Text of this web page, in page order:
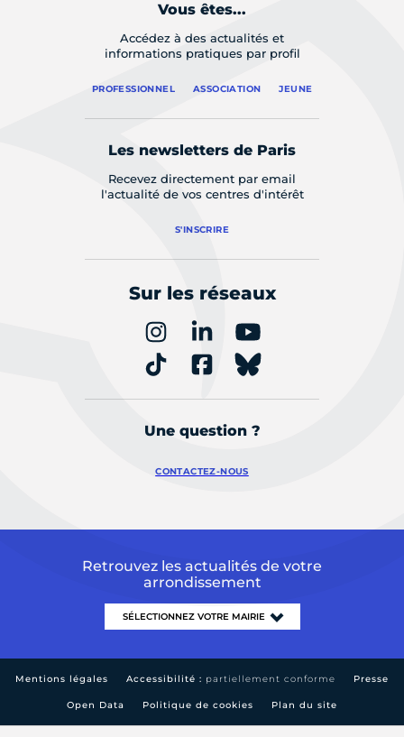
Vous êtes...
Accédez à des actualités et
informations pratiques par profil
PROFESSIONNEL ASSOCIATION JEUNE
Les newsletters de Paris
Recevez directement par email
l'actualité de vos centres d'intérêt
S'INSCRIRE
Sur les réseaux
Une question ?
CONTACTEZ-NOUS
Retrouvez les actualités de votre
arrondissement
Mentions légales Accessibilité : partiellement conforme Presse
Open Data Politique de cookies Plan du site